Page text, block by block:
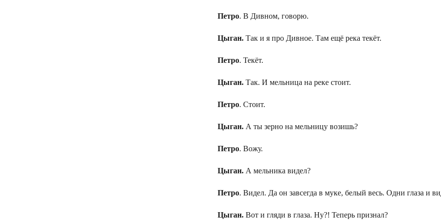
Петро. В Дивном, говорю.
Цыган. Так и я про Дивное. Там ещё река текёт.
Петро. Текёт.
Цыган. Так. И мельница на реке стоит.
Петро. Стоит.
Цыган. А ты зерно на мельницу возишь?
Петро. Вожу.
Цыган. А мельника видел?
Петро. Видел. Да он завсегда в муке, белый весь. Одни глаза и
Цыган. Вот и гляди в глаза. Ну?! Теперь признал?